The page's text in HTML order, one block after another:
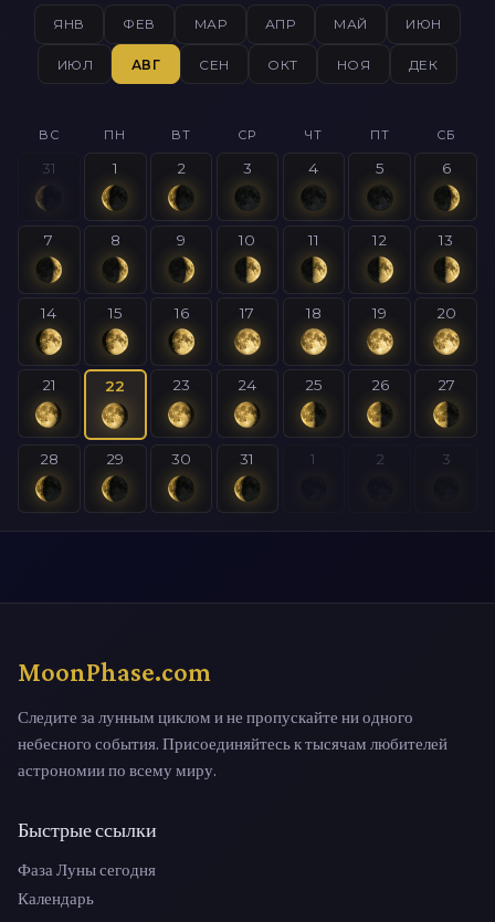
ЯНВ ФЕВ МАР АПР МАЙ ИЮН
ИЮЛ АВГ СЕН ОКТ НОЯ ДЕК
ВС ПН ВТ СР ЧТ ПТ СБ
31 1 2 3 4 5 6
7 8 9 10 11 12 13
14 15 16 17 18 19 20
21 22 23 24 25 26 27
28 29 30 31 1 2 3
MoonPhase.com
Следите за лунным циклом и не пропускайте ни одного
небесного события. Присоединяйтесь к тысячам любителей
астрономии по всему миру.
Быстрые ссылки
Фаза Луны сегодня
Календарь